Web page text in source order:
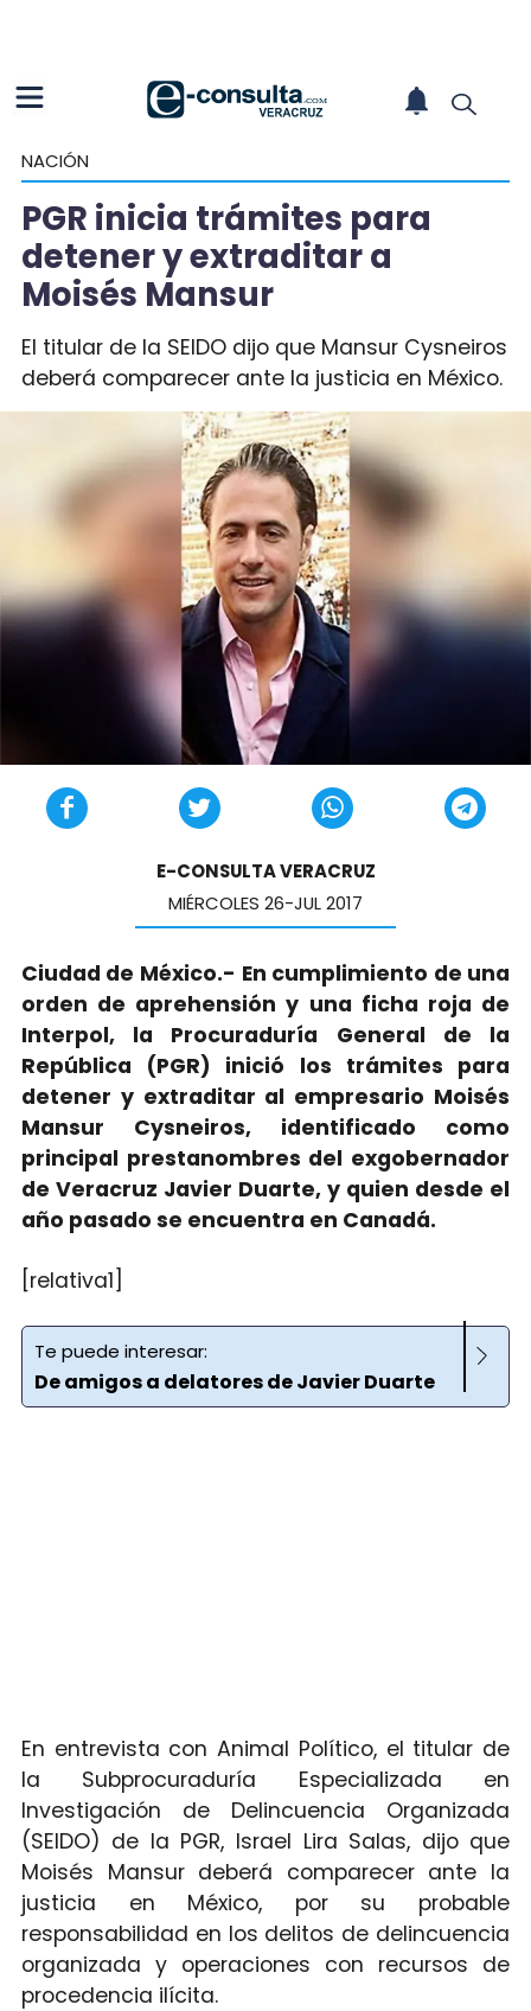
NACIÓN
PGR inicia trámites para
detener y extraditar a
Moisés Mansur
El titular de la SEIDO dijo que Mansur Cysneiros
deberá comparecer ante la justicia en México.
E-CONSULTA VERACRUZ
MIÉRCOLES 26-JUL 2017
Ciudad de México.- En cumplimiento de una
orden de aprehensión y una ficha roja de
Interpol, la Procuraduría General de la
República (PGR) inició los trámites para
detener y extraditar al empresario Moisés
Mansur Cysneiros, identificado como
principal prestanombres del exgobernador
de Veracruz Javier Duarte, y quien desde el
año pasado se encuentra en Canadá.
[relativa1]
Te puede interesar:
De amigos a delatores de Javier Duarte
En entrevista con Animal Político, el titular de
la Subprocuraduría Especializada en
Investigación de Delincuencia Organizada
(SEIDO) de la PGR, Israel Lira Salas, dijo que
Moisés Mansur deberá comparecer ante la
justicia en México, por su probable
responsabilidad en los delitos de delincuencia
organizada y operaciones con recursos de
procedencia ilícita.